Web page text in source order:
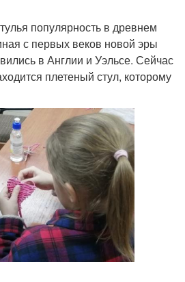
популярность в древнем
с первых веков новой эры
в Англии и Уэльсе. Сейчас
плетеный стул, которому